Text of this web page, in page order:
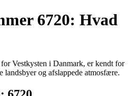
6720: Hvad
Vestkysten i Danmark, er kendt for
landsbyer og afslappede atmosfære.